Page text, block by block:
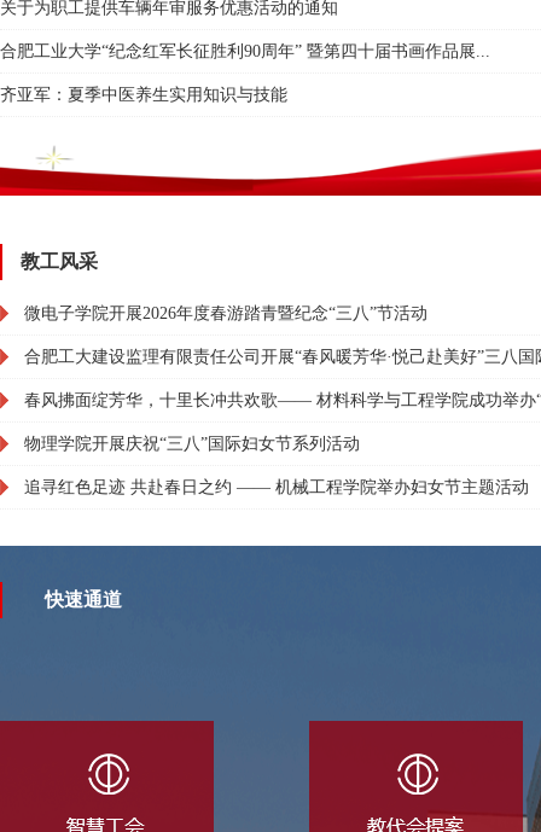
关于为职工提供车辆年审服务优惠活动的通知
合肥工业大学“纪念红军长征胜利90周年” 暨第四十届书画作品展...
齐亚军：夏季中医养生实用知识与技能
教工风采
微电子学院开展2026年度春游踏青暨纪念“三八”节活动
合肥工大建设监理有限责任公司开展“春风暖芳华·悦己赴美好”三八
春风拂面绽芳华，十里长冲共欢歌—— 材料科学与工程学院成功举办
物理学院开展庆祝“三八”国际妇女节系列活动
追寻红色足迹 共赴春日之约 —— 机械工程学院举办妇女节主题活动
快速通道